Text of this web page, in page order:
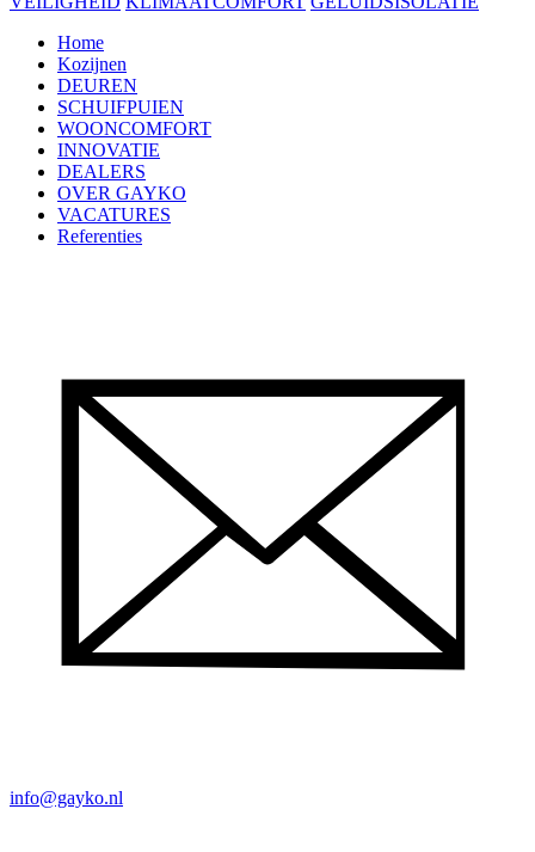
Home
Kozijnen
DEUREN
SCHUIFPUIEN
WOONCOMFORT
INNOVATIE
DEALERS
OVER GAYKO
VACATURES
Referenties
info@gayko.nl